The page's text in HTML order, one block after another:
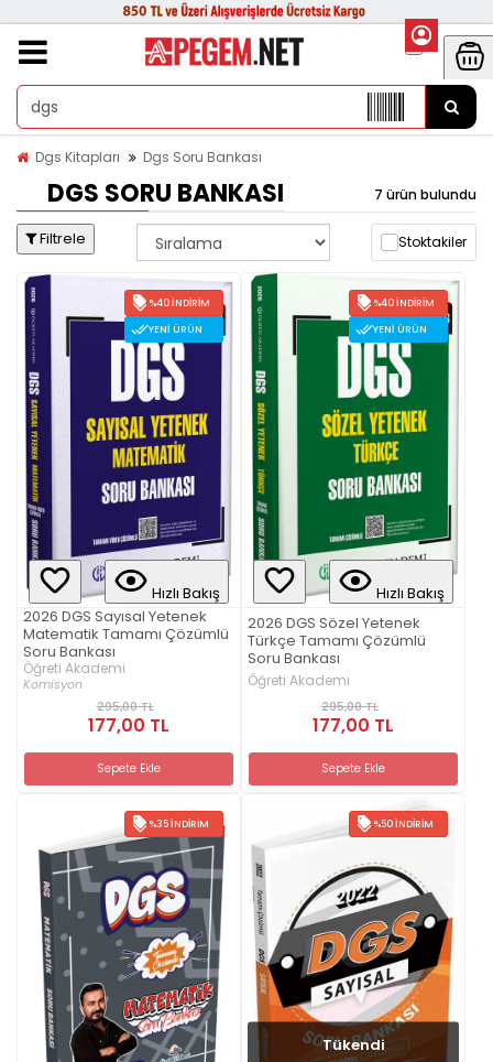
Dgs Kitapları Dgs Soru Bankası
DGS SORU BANKASI 7 ürün bulundu
Filtrele Stoktakiler
%40 İNDIRIM
YENI ÜRÜN
Hızlı Bakış
2026 DGS Sayısal Yetenek
Matematik Tamamı Çözümlü
Soru Bankası
Öğreti Akademi
Komisyon
295,00 TL
177,00 TL
Sepete Ekle
%40 İNDIRIM
YENI ÜRÜN
Hızlı Bakış
2026 DGS Sözel Yetenek
Türkçe Tamamı Çözümlü
Soru Bankası
Öğreti Akademi
295,00 TL
177,00 TL
Sepete Ekle
%35 İNDIRIM %50 İNDIRIM
Tükendi